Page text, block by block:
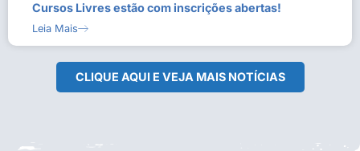
Cursos Livres estão com inscrições abertas!
Leia Mais
CLIQUE AQUI E VEJA MAIS NOTÍCIAS